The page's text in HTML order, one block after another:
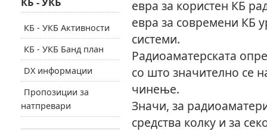
евра за користен КБ
евра за современи КБ
системи.
Радиоаматерската
со што значително се
чинење.
Значи, за
средства колку и за
КБ - УКБ Активности
КБ - УКБ Банд план
DX информации
Пропозиции за
натпревари